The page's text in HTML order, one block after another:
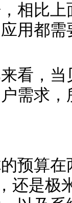
相比
用都
看，
需求
预算
还是极